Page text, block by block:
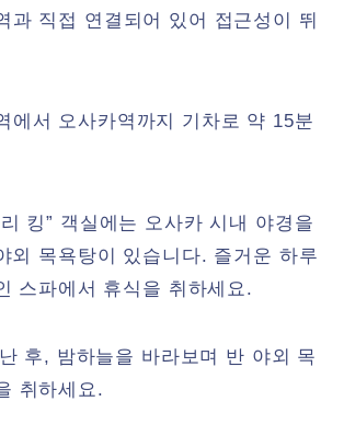
과 직접 연결되어 있어 접근성이 뛰
에서 오사카역까지 기차로 약 15분
킹” 객실에는 오사카 시내 야경을
외 목욕탕이 있습니다. 즐거운 하루
스파에서 휴식을 취하세요.
후, 밤하늘을 바라보며 반 야외 목
취하세요.